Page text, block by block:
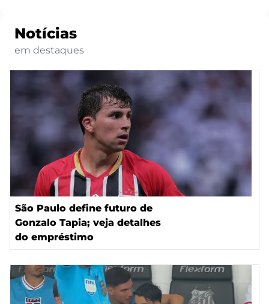
Notícias
em destaques
São Paulo define futuro de
Gonzalo Tapia; veja detalhes
do empréstimo